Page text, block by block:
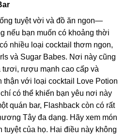
tuyệt vời và đồ ăn ngon—
nếu bạn muốn có khoảng thời
nhiều loại cocktail thơm ngon,
và Sugar Babes. Nơi này cũng
rượu mạnh cao cấp và
thận với loại cocktail Love Potion
có thể khiến bạn yêu nơi này
quán bar, Flashback còn có rất
Tây đa dạng. Hãy xem món
của họ. Hai điều này không